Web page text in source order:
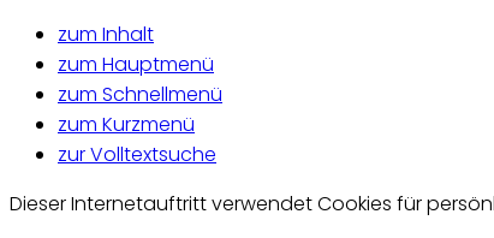
zum Inhalt
zum Hauptmenü
zum Schnellmenü
zum Kurzmenü
zur Volltextsuche
Dieser Internetauftritt verwendet Cookies für